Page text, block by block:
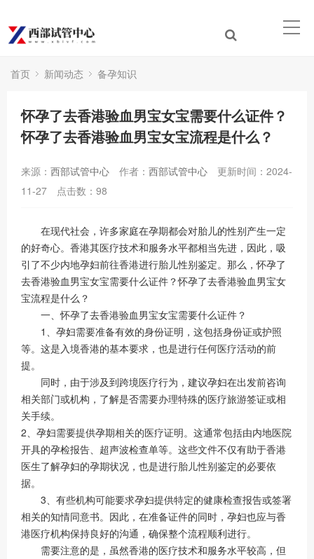
首页 新闻动态 备孕知识
怀孕了去香港验血男宝女宝需要什么证件？
怀孕了去香港验血男宝女宝流程是什么？
来源： 西部试管中心 作者： 西部试管中心
更新时间：2024-
11-27
点击数： 98
在现代社会，许多家庭在孕期都会对胎儿的性别产生一定
的好奇心。香港其医疗技术和服务水平都相当先进，因此，吸
引了不少内地孕妇前往香港进行胎儿性别鉴定。那么，怀孕了
去香港验血男宝女宝需要什么证件？怀孕了去香港验血男宝女
宝流程是什么？
一、怀孕了去香港验血男宝女宝需要什么证件？
1、孕妇需要准备有效的身份证明，这包括身份证或护照
等。这是入境香港的基本要求，也是进行任何医疗活动的前
提。
同时，由于涉及到跨境医疗行为，建议孕妇在出发前咨询
相关部门或机构，了解是否需要办理特殊的医疗旅游签证或相
关手续。
2、孕妇需要提供孕期相关的医疗证明。这通常包括由内地医院
开具的孕检报告、超声波检查单等。这些文件不仅有助于香港
医生了解孕妇的孕期状况，也是进行胎儿性别鉴定的必要依
据。
3、有些机构可能要求孕妇提供特定的健康检查报告或签署
相关的知情同意书。因此，在准备证件的同时，孕妇也应与香
港医疗机构保持良好的沟通，确保整个流程顺利进行。
需要注意的是，虽然香港的医疗技术和服务水平较高，但